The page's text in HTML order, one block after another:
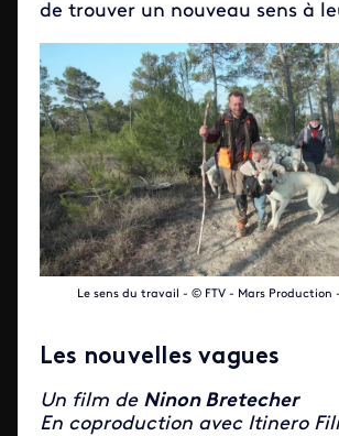
de trouver un nouveau sens à
Le sens du travail - © FTV - Mars Production
Les nouvelles vagues
Un film de Ninon Bretecher
En coproduction avec Itinero